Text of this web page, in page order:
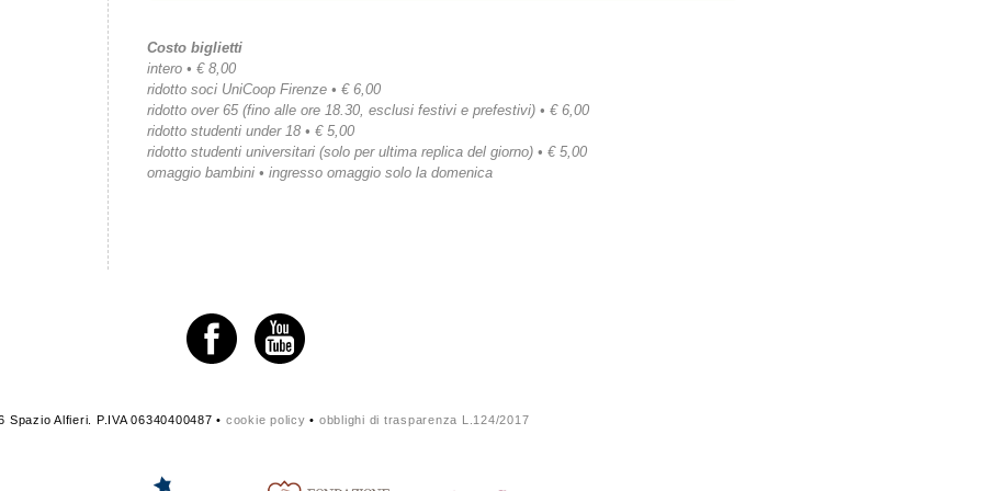
Costo biglietti
intero • € 8,00
ridotto soci UniCoop Firenze • € 6,00
ridotto over 65 (fino alle ore 18.30, esclusi festivi e prefestivi) • € 6,00
ridotto studenti under 18 • € 5,00
ridotto studenti universitari (solo per ultima replica del giorno) • € 5,00
omaggio bambini • ingresso omaggio solo la domenica
Spazio Alfieri. P.IVA 06340400487 • cookie policy • obblighi di trasparenza L.124/2017